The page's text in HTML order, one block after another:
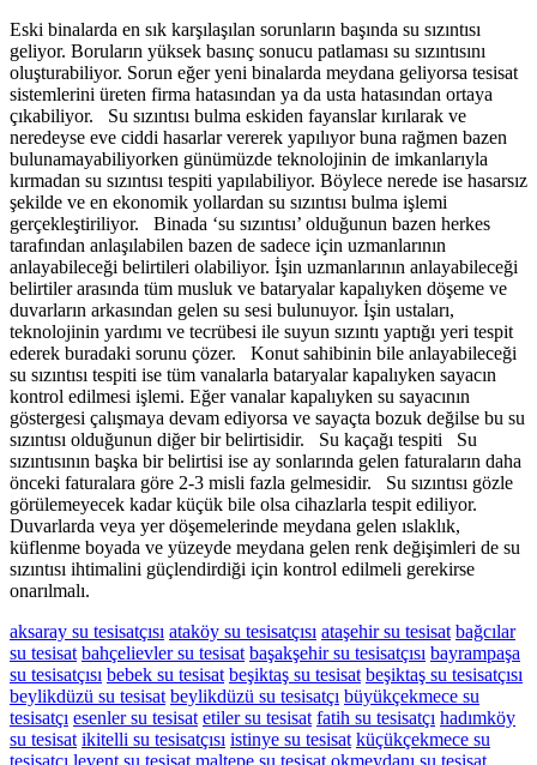
Eski binalarda en sık karşılaşılan sorunların başında su sızıntısı
geliyor. Boruların yüksek basınç sonucu patlaması su sızıntısını
oluşturabiliyor. Sorun eğer yeni binalarda meydana geliyorsa tesisat
sistemlerini üreten firma hatasından ya da usta hatasından ortaya
çıkabiliyor. Su sızıntısı bulma eskiden fayanslar kırılarak ve
neredeyse eve ciddi hasarlar vererek yapılıyor buna rağmen bazen
bulunamayabiliyorken günümüzde teknolojinin de imkanlarıyla
kırmadan su sızıntısı tespiti yapılabiliyor. Böylece nerede ise hasarsız
şekilde ve en ekonomik yollardan su sızıntısı bulma işlemi
gerçekleştiriliyor. Binada ‘su sızıntısı’ olduğunun bazen herkes
tarafından anlaşılabilen bazen de sadece için uzmanlarının
anlayabileceği belirtileri olabiliyor. İşin uzmanlarının anlayabileceği
belirtiler arasında tüm musluk ve bataryalar kapalıyken döşeme ve
duvarların arkasından gelen su sesi bulunuyor. İşin ustaları,
teknolojinin yardımı ve tecrübesi ile suyun sızıntı yaptığı yeri tespit
ederek buradaki sorunu çözer. Konut sahibinin bile anlayabileceği
su sızıntısı tespiti ise tüm vanalarla bataryalar kapalıyken sayacın
kontrol edilmesi işlemi. Eğer vanalar kapalıyken su sayacının
göstergesi çalışmaya devam ediyorsa ve sayaçta bozuk değilse bu su
sızıntısı olduğunun diğer bir belirtisidir. Su kaçağı tespiti Su
sızıntısının başka bir belirtisi ise ay sonlarında gelen faturaların daha
önceki faturalara göre 2-3 misli fazla gelmesidir. Su sızıntısı gözle
görülemeyecek kadar küçük bile olsa cihazlarla tespit ediliyor.
Duvarlarda veya yer döşemelerinde meydana gelen ıslaklık,
küflenme boyada ve yüzeyde meydana gelen renk değişimleri de su
sızıntısı ihtimalini güçlendirdiği için kontrol edilmeli gerekirse
onarılmalı.
aksaray su tesisatçısı ataköy su tesisatçısı ataşehir su tesisat bağcılar
su tesisat bahçelievler su tesisat başakşehir su tesisatçısı bayrampaşa
su tesisatçısı bebek su tesisat beşiktaş su tesisat beşiktaş su tesisatçısı
beylikdüzü su tesisat beylikdüzü su tesisatçı büyükçekmece su
tesisatçı esenler su tesisat etiler su tesisat fatih su tesisatçı hadımköy
su tesisat ikitelli su tesisatçısı istinye su tesisat küçükçekmece su
tesisatçı levent su tesisat maltepe su tesisat okmeydanı su tesisat